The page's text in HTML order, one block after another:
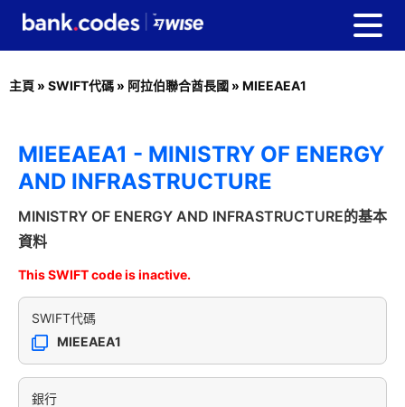
主頁 » SWIFT代碼 » 阿拉伯聯合酋長國 » MIEEAEA1
MIEEAEA1 - MINISTRY OF ENERGY
AND INFRASTRUCTURE
MINISTRY OF ENERGY AND INFRASTRUCTURE的基本
資料
This SWIFT code is inactive.
SWIFT代碼
MIEEAEA1
銀行